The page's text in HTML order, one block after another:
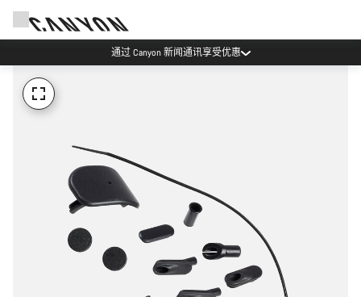
通过 Canyon 新闻通讯享受优惠